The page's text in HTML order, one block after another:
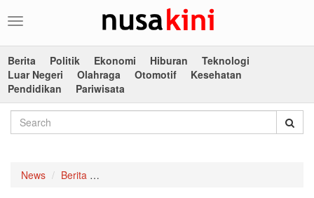
Toggle
Berita
Politik Ekonomi Hiburan
Teknologi
Luar Negeri
Olahraga Otomotif
Kesehatan
Pendidikan
Pariwisata
News Berita